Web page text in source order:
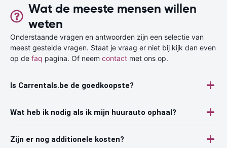
Wat de meeste mensen willen
weten
Onderstaande vragen en antwoorden zijn een selectie van
meest gestelde vragen. Staat je vraag er niet bij kijk dan even
op de faq pagina. Of neem contact met ons op.
Is Carrentals.be de goedkoopste?
Wat heb ik nodig als ik mijn huurauto ophaal?
Zijn er nog additionele kosten?